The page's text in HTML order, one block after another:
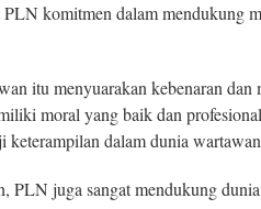
PLN komitmen dalam mendukung
itu menyuarakan kebenaran
moral yang baik dan
keterampilan dalam dunia
PLN juga sangat mendukung